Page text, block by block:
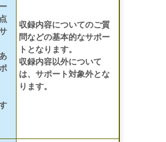
収録内容についてのご質
問などの基本的なサポー
トとなります。
収録内容以外について
は、サポート対象外とな
ります。